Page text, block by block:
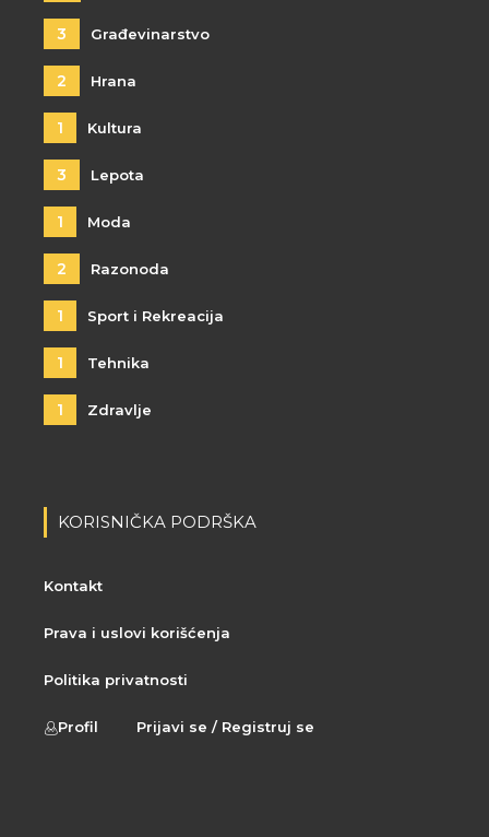
3 Građevinarstvo
2 Hrana
1 Kultura
3 Lepota
1 Moda
2 Razonoda
1 Sport i Rekreacija
1 Tehnika
1 Zdravlje
KORISNIČKA PODRŠKA
Kontakt
Prava i uslovi korišćenja
Politika privatnosti
Profil Prijavi se / Registruj se